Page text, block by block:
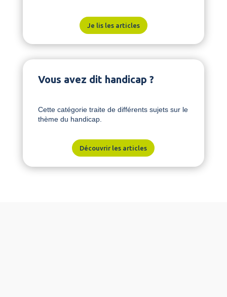
Je lis les articles
Vous avez dit handicap ?
Cette catégorie traite de différents sujets sur le
thème du handicap.
Découvrir les articles